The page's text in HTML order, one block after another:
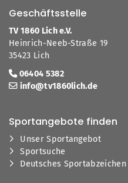
Geschäftsstelle
TV 1860 Lich e.V.
Heinrich-Neeb-Straße 19
35423 Lich
06404 5382
info@tv1860lich.de
Sportangebote finden
Unser Sportangebot
Sportsuche
Deutsches Sportabzeichen